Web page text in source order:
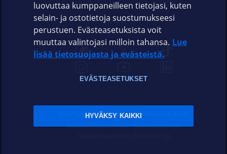
ELISA.FI
Sopimusehdot Tietosuoja Evästeasetukset
Sääntelyviranomaiset Saavutettavuus
luovuttaa kumppaneilleen tietojasi, kuten
selain- ja ostotietoja suostumukseesi
perustuen. Evästeasetuksista voit
muuttaa valintojasi milloin tahansa. Lue
lisää tietosuojasta ja evästeistä.
EVÄSTEASETUKSET
HYVÄKSY KAIKKI